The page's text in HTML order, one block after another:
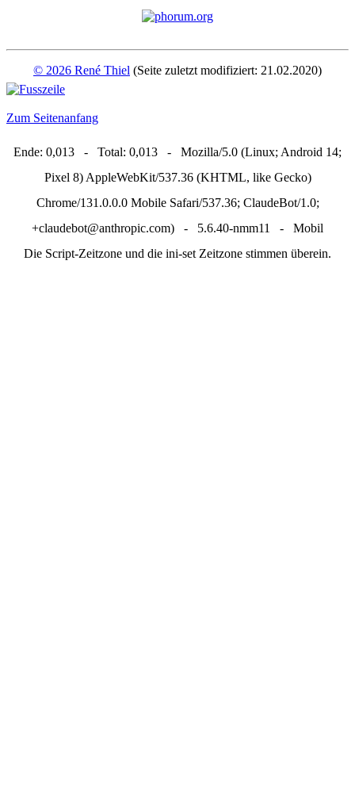
© 2026 René Thiel (Seite zuletzt modifiziert: 21.02.2020)
Zum Seitenanfang
Ende: 0,013 - Total: 0,013 - Mozilla/5.0 (Linux; Android 14;
Pixel 8) AppleWebKit/537.36 (KHTML, like Gecko)
Chrome/131.0.0.0 Mobile Safari/537.36; ClaudeBot/1.0;
+claudebot@anthropic.com) - 5.6.40-nmm11 - Mobil
Die Script-Zeitzone und die ini-set Zeitzone stimmen überein.